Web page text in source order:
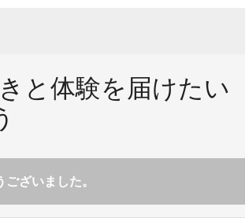
と体験を届けたい
ざいました。